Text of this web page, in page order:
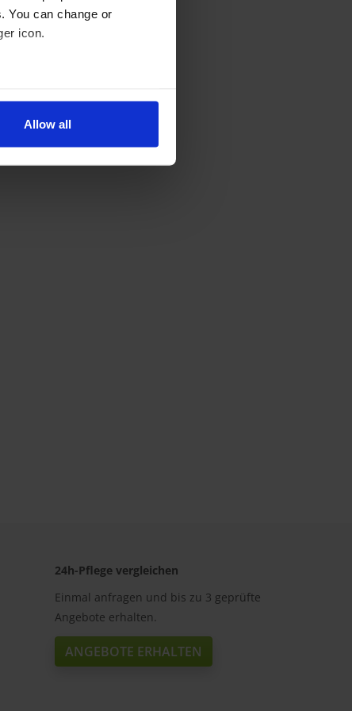
You can change or
icon.
Allow all
24h-Pflege vergleichen
Einmal anfragen und bis zu 3 geprüfte
Angebote erhalten.
ANGEBOTE ERHALTEN